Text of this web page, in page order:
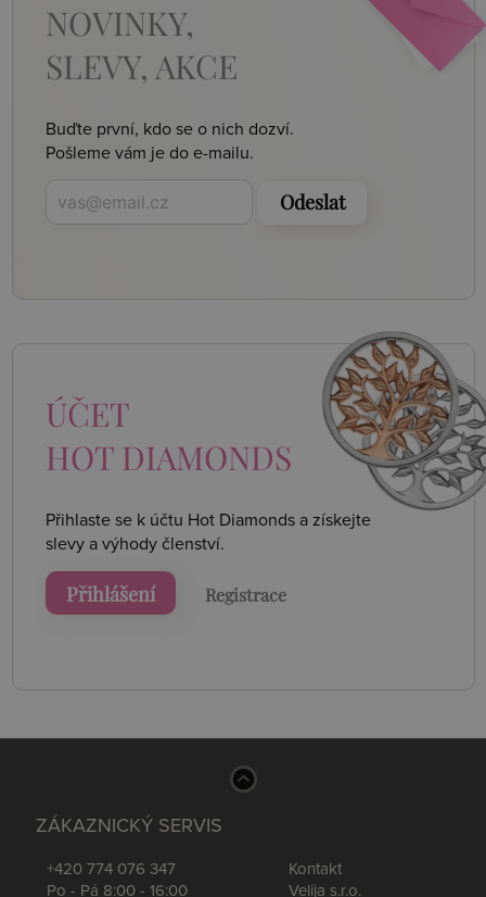
NOVINKY,
SLEVY, AKCE
Buďte první, kdo se o nich dozví.
Pošleme vám je do e-mailu.
Odeslat
ÚČET
HOT DIAMONDS
Přihlaste se k účtu Hot Diamonds a získejte
slevy a výhody členství.
Přihlášení Registrace
ZÁKAZNICKÝ SERVIS
+420 774 076 347
Po - Pá 8:00 - 16:00
Kontakt
Velija s.r.o.